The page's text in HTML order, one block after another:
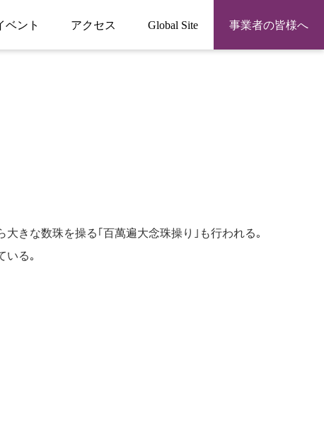
ベント アクセス Global Site 事業者の皆様へ
きな数珠を操る｢百萬遍大念珠操り｣も行われる｡
いる｡